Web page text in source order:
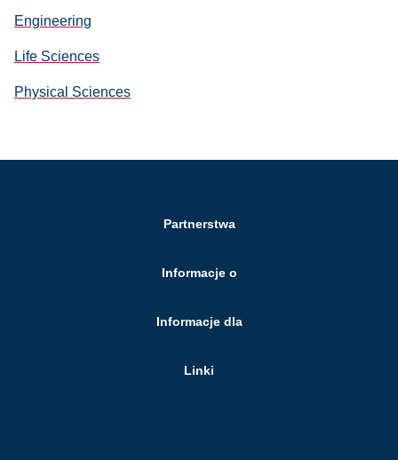
Engineering
Life Sciences
Physical Sciences
Partnerstwa
Informacje o
Informacje dla
Linki